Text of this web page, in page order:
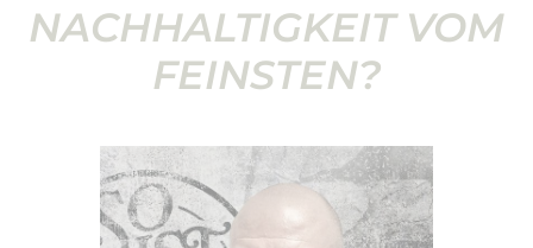
NACHHALTIGKEIT VOM
FEINSTEN?